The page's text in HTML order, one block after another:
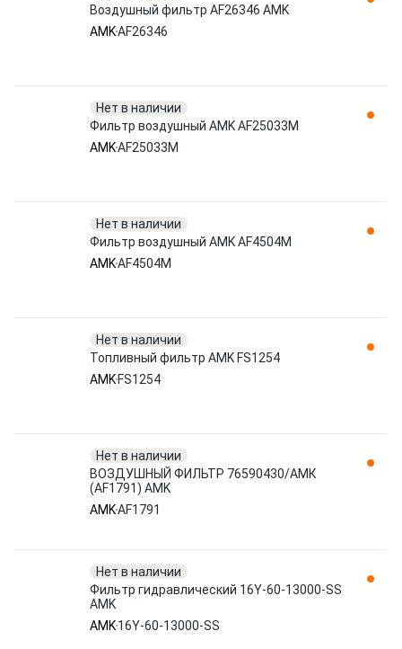
Воздушный фильтр AF26346 AMK
AMKAF26346
Нет в наличии
Фильтр воздушный AMK AF25033M
AMKAF25033M
Нет в наличии
Фильтр воздушный AMK AF4504M
AMKAF4504M
Нет в наличии
Топливный фильтр AMK FS1254
AMK FS1254
Нет в наличии
ВОЗДУШНЫЙ ФИЛЬТР 76590430/АМК
(AF1791) AMK
AMKAF1791
Нет в наличии
Фильтр гидравлический 16Y-60-13000-SS
AMK
AMK16Y-60-13000-SS